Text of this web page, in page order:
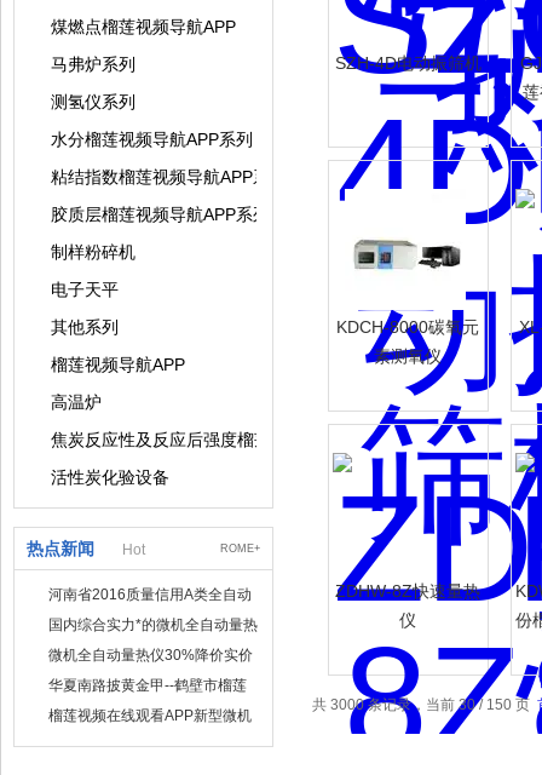
煤燃点榴莲视频导航APP
马弗炉系列
测氢仪系列
水分榴莲视频导航APP系列
粘结指数榴莲视频导航APP系列
胶质层榴莲视频导航APP系列
制样粉碎机
电子天平
其他系列
榴莲视频导航APP
高温炉
焦炭反应性及反应后强度榴莲视频导航APP
活性炭化验设备
热点新闻 Hot ROME+
河南省2016质量信用A类全自动
量热仪
国内综合实力*的微机全自动量热
仪制造企业
微机全自动量热仪30%降价实价
出售
华夏南路披黄金甲--鹤壁市榴莲
视频在线观看APP仪器仪表有限
榴莲视频在线观看APP新型微机
SZH-4D电动振筛机
KDCH-8000碳氧元
素测氧仪
ZDHW-8Z快速量热
仪
份
共 3000 条记录，当前 30 / 150 页